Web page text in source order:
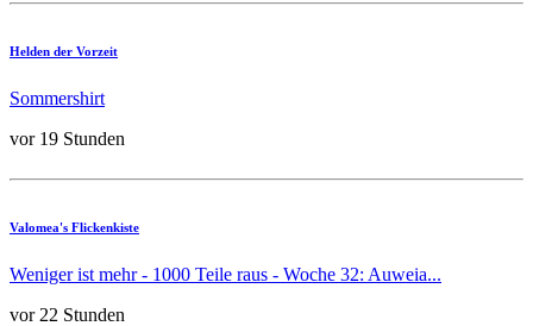
Helden der Vorzeit
Sommershirt
vor 19 Stunden
Valomea's Flickenkiste
Weniger ist mehr - 1000 Teile raus - Woche 32: Auweia...
vor 22 Stunden